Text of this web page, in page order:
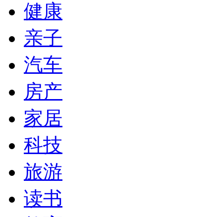
健康
亲子
汽车
房产
家居
科技
旅游
读书